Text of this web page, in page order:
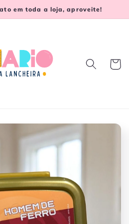
em toda a loja, aproveite!